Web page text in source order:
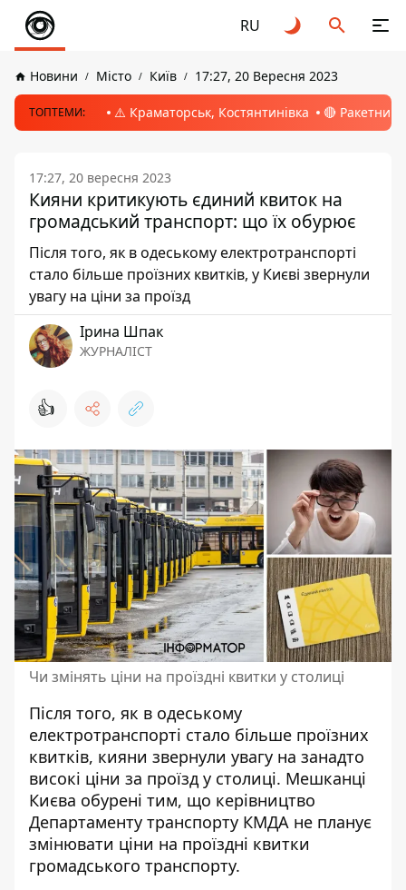
RU
Новини Місто Київ 17:27, 20 Вересня 2023
ТОПТЕМИ: ⚠️ Краматорськ, Костянтинівка 🔴 Ракетний
17:27, 20 вересня 2023
Кияни критикують єдиний квиток на
громадський транспорт: що їх обурює
Після того, як в одеському електротранспорті
стало більше проїзних квитків, у Києві звернули
увагу на ціни за проїзд
Ірина Шпак
ЖУРНАЛІСТ
👍
Чи змінять ціни на проїздні квитки у столиці
Після того, як в одеському
електротранспорті стало більше проїзних
квитків, кияни звернули увагу на занадто
високі ціни за проїзд у столиці. Мешканці
Києва обурені тим, що керівництво
Департаменту транспорту КМДА не планує
змінювати ціни на проїздні квитки
громадського транспорту.